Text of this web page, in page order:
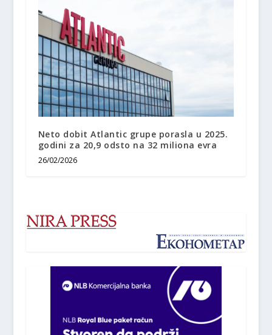
Neto dobit Atlantic grupe porasla u 2025.
godini za 20,9 odsto na 32 miliona evra
26/02/2026